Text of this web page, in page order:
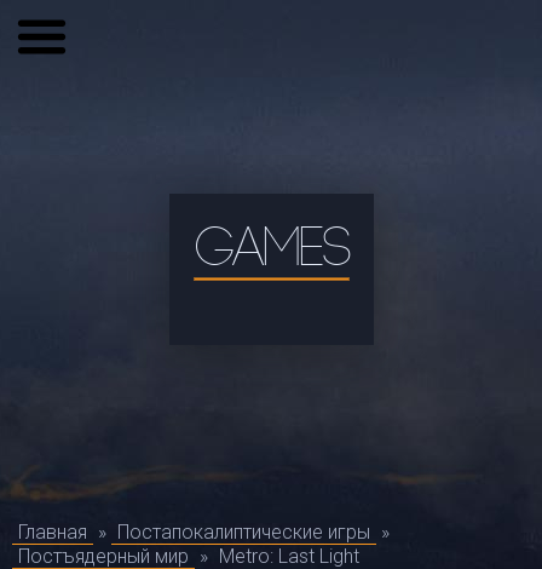
GAMES
Главная » Постапокалиптические игры »
Постъядерный мир » Metro: Last Light